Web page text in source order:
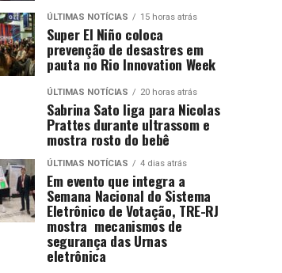
ÚLTIMAS NOTÍCIAS 15 horas atrás
Super El Niño coloca
prevenção de desastres em
pauta no Rio Innovation Week
ÚLTIMAS NOTÍCIAS 20 horas atrás
Sabrina Sato liga para Nicolas
Prattes durante ultrassom e
mostra rosto do bebê
ÚLTIMAS NOTÍCIAS 4 dias atrás
Em evento que integra a
Semana Nacional do Sistema
Eletrônico de Votação, TRE-RJ
mostra mecanismos de
segurança das Urnas
eletrônica